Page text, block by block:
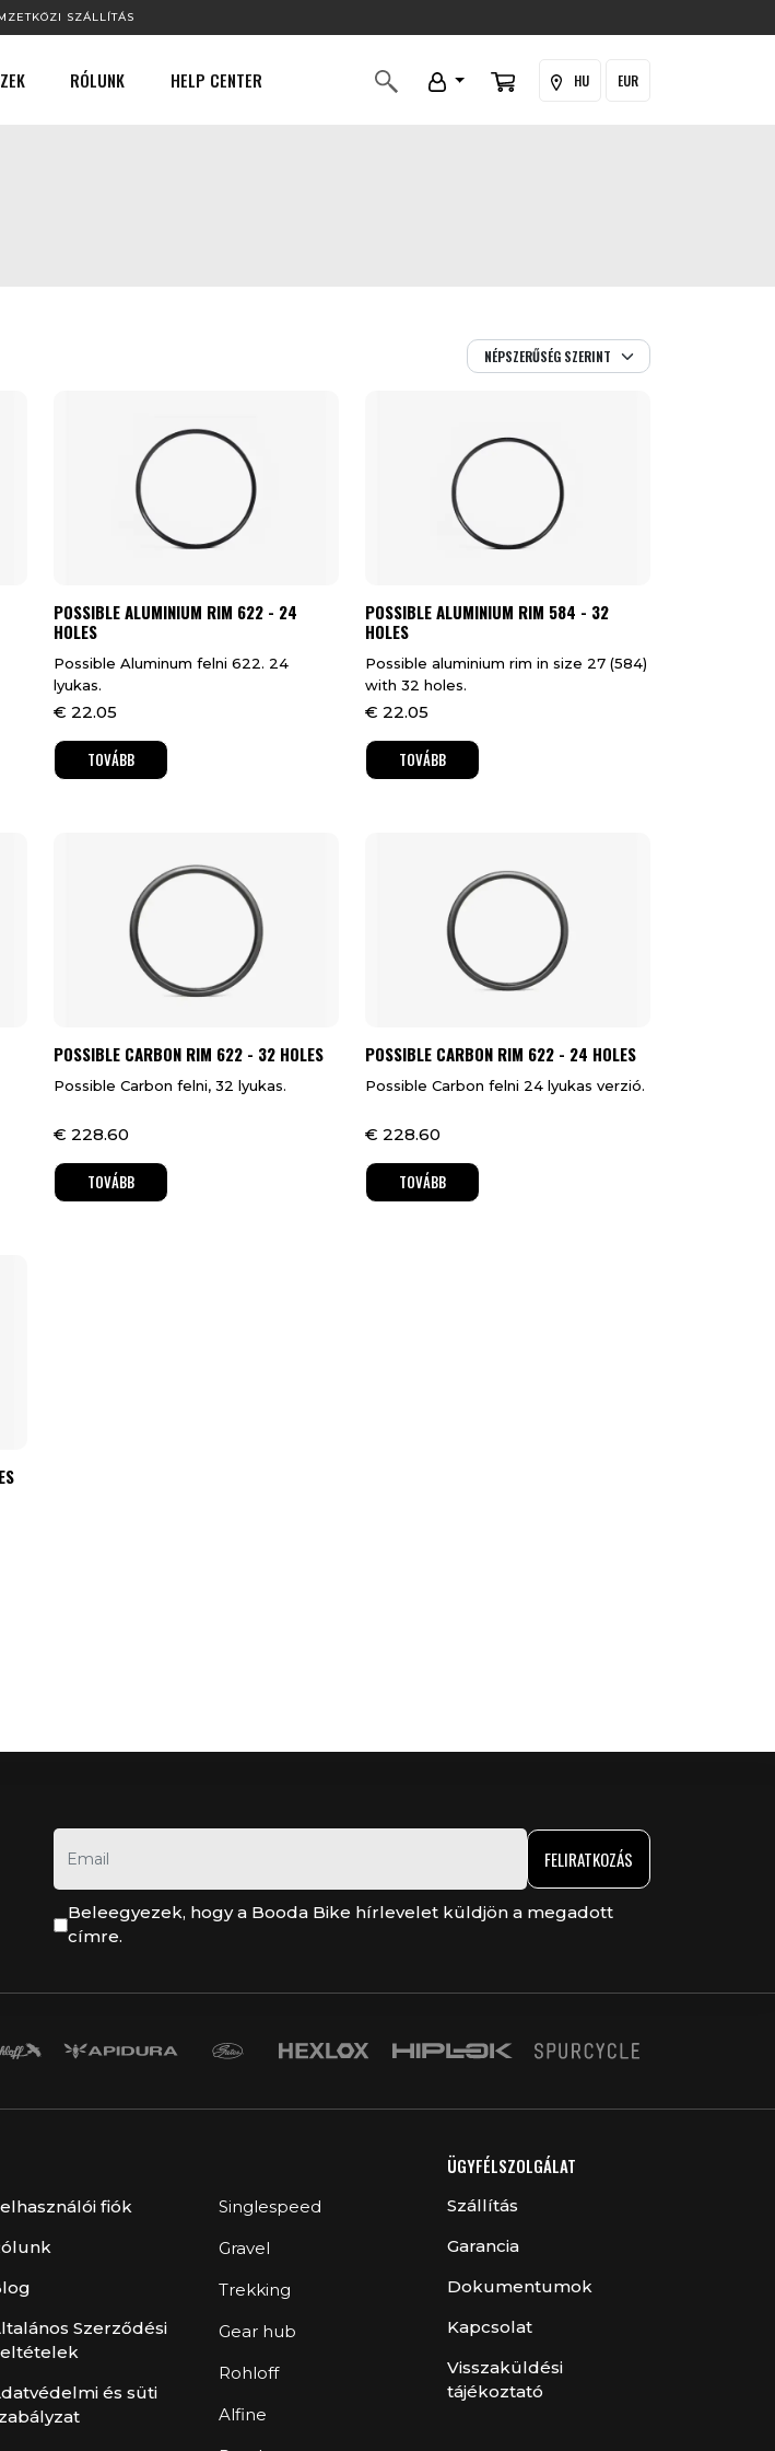
SZÁLLÍTÁS
RÓLUNK HELP CENTER HU EUR
POSSIBLE ALUMINIUM RIM 622 - 24
HOLES
Possible Aluminum felni 622. 24
lyukas.
€ 22.05
TOVÁBB
POSSIBLE ALUMINIUM RIM 584 - 32
HOLES
Possible aluminium rim in size 27 (584)
with 32 holes.
€ 22.05
TOVÁBB
POSSIBLE CARBON RIM 622 - 32 HOLES
Possible Carbon felni, 32 lyukas.
€ 228.60
TOVÁBB
POSSIBLE CARBON RIM 622 - 24 HOLES
Possible Carbon felni 24 lyukas verzió.
€ 228.60
TOVÁBB
FELIRATKOZÁS
Beleegyezek, hogy a Booda Bike hírlevelet küldjön a megadott
címre.
fiók
Szerződési
és süti
Singlespeed
Gravel
Trekking
Gear hub
Rohloff
Alfine
ÜGYFÉLSZOLGÁLAT
Szállítás
Garancia
Dokumentumok
Kapcsolat
Visszaküldési
tájékoztató